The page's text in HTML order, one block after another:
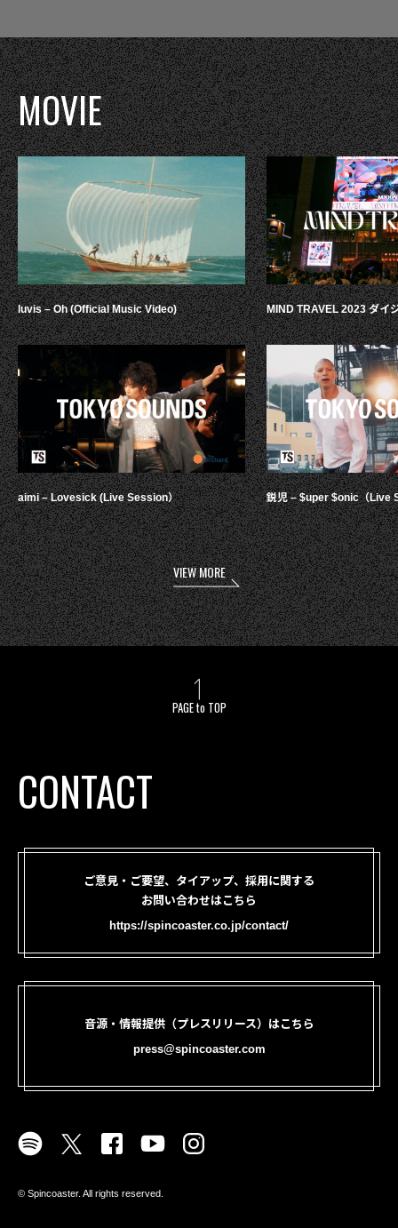
MOVIE
luvis – Oh (Official Music Video)
aimi – Lovesick (Live Session）
MIND TRAVEL 2023 ダイ
鋭児 – $uper $onic（Live
VIEW MORE
PAGE to TOP
CONTACT
ご意見・ご要望、タイアップ、採用に関する
お問い合わせはこちら
https://spincoaster.co.jp/contact/
音源・情報提供（プレスリリース）はこちら
press@spincoaster.com
©︎ Spincoaster. All rights reserved.